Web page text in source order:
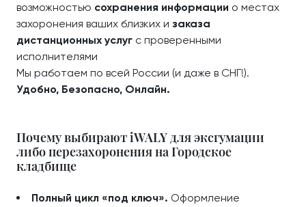
возможностью сохранения информации о местах
захоронения ваших близких и заказа
дистанционных услуг с проверенными
исполнителями
Мы работаем по всей России (и даже в СНГ!).
Удобно, Безопасно, Онлайн.
Почему выбирают iWALY для эксгумации
либо перезахоронения на Городское
кладбище
Полный цикл «под ключ». Оформление